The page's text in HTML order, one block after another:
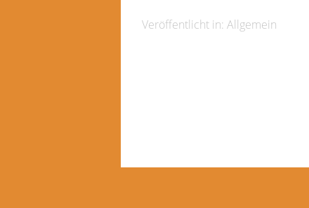
Veröffentlicht in: Allgemein